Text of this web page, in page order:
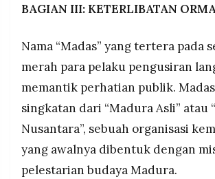
BAGIAN III: KETERLIBATAN
Nama “Madas” yang tertera pada
merah para pelaku pengusiran
memantik perhatian publik.
singkatan dari “Madura Asli” atau
Nusantara”, sebuah organisasi
yang awalnya dibentuk dengan
pelestarian budaya Madura.